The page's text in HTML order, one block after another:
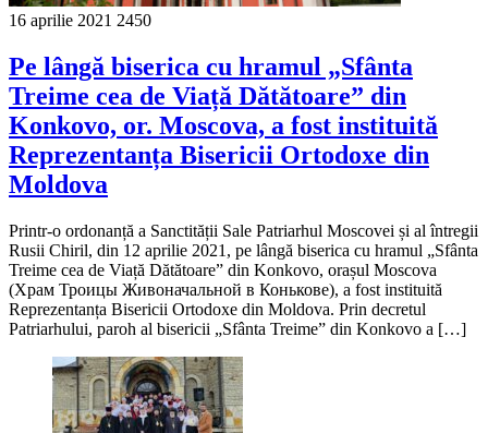
16 aprilie 2021 2450
Pe lângă biserica cu hramul „Sfânta
Treime cea de Viață Dătătoare” din
Konkovo, or. Moscova, a fost instituită
Reprezentanța Bisericii Ortodoxe din
Moldova
Printr-o ordonanță a Sanctității Sale Patriarhul Moscovei și al întregii
Rusii Chiril, din 12 aprilie 2021, pe lângă biserica cu hramul „Sfânta
Treime cea de Viață Dătătoare” din Konkovo, orașul Moscova
(Храм Троицы Живоначальной в Конькове), a fost instituită
Reprezentanța Bisericii Ortodoxe din Moldova. Prin decretul
Patriarhului, paroh al bisericii „Sfânta Treime” din Konkovo a […]